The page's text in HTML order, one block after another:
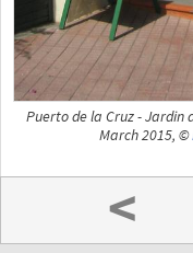
Puerto de la Cruz - Jardin
March 2015, ©
<